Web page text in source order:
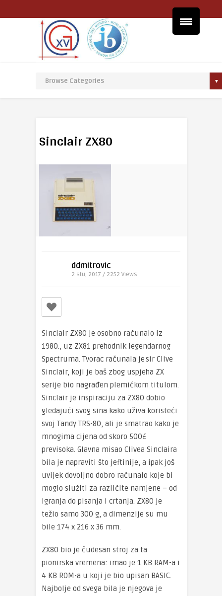
Sinclair ZX80
ddmitrovic
2 stu, 2017 / 2252 Views
Sinclair ZX80 je osobno računalo iz
1980., uz ZX81 prehodnik legendarnog
Spectruma.Tvorac računala je sir Clive
Sinclair, koji je baš zbog uspjeha ZX
serije bio nagrađen plemićkom titulom.
Sinclair je inspiraciju za ZX80 dobio
gledajući svog sina kako uživa koristeći
svoj Tandy TRS-80, ali je smatrao kako je
mnogima cijena od skoro 500£
previsoka. Glavna misao Clivea Sinclaira
bila je napraviti što jeftinije, a ipak još
uvijek dovoljno dobro računalo koje bi
moglo služiti za različite namjene – od
igranja do pisanja i crtanja. ZX80 je
težio samo 300 g, a dimenzije su mu
bile 174 x 216 x 36 mm.
ZX80 bio je čudesan stroj za ta
pionirska vremena: imao je 1 KB RAM-a i
4 KB ROM-a u koji je bio upisan BASIC.
Najbolje od svega bila je njegova je